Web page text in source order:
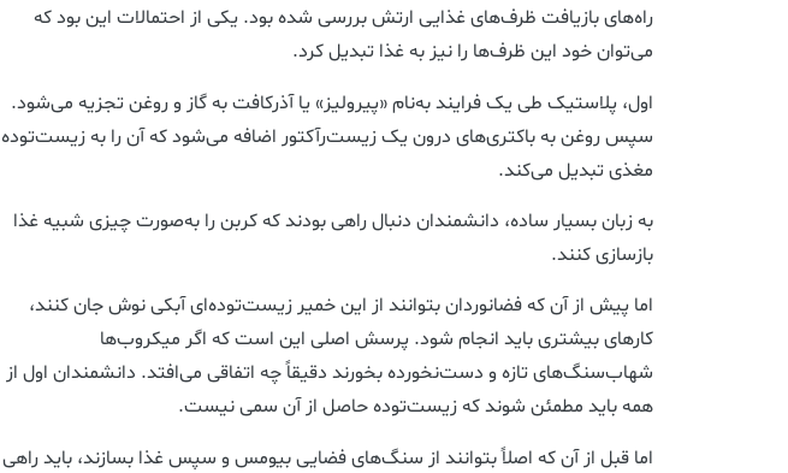
راه‌های بازیافت ظرف‌های غذایی ارتش بررسی شده بود. یکی از احتمالات این بود که
می‌توان خود این ظرف‌ها را نیز به غذا تبدیل کرد.
اول، پلاستیک طی یک فرایند به‌نام «پیرولیز» یا آذرکافت به گاز و روغن تجزیه می‌شود.
سپس روغن به باکتری‌های درون یک زیست‌رآکتور اضافه می‌شود که آن را به زیست‌توده
مغذی تبدیل می‌کند.
به زبان بسیار ساده، دانشمندان دنبال راهی بودند که کربن را به‌صورت چیزی شبیه غذا
بازسازی کنند.
اما پیش از آن که فضانوردان بتوانند از این خمیر زیست‌توده‌ای آبکی نوش جان کنند،
کارهای بیشتری باید انجام شود. پرسش اصلی این است که اگر میکروب‌ها
شهاب‌سنگ‌های تازه و دست‌نخورده بخورند دقیقاً چه اتفاقی می‌افتد. دانشمندان اول از
همه باید مطمئن شوند که زیست‌توده حاصل از آن سمی نیست.
اما قبل از آن که اصلاً بتوانند از سنگ‌های فضایی بیومس و سپس غذا بسازند، باید راهی